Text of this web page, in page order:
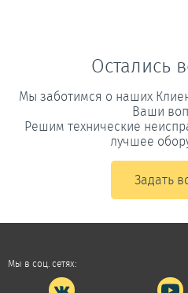
Остались
Мы заботимся о наших
Ваши
Решим технические
лучшее
Задать
Мы в соц. сетях: